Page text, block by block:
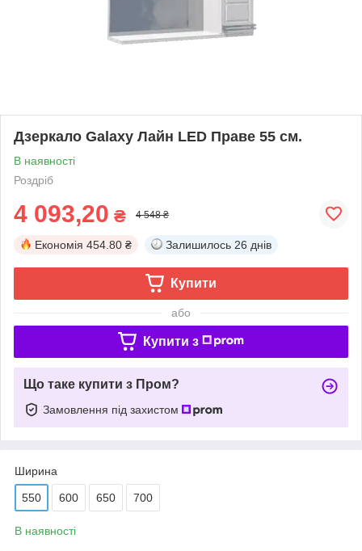
Дзеркало Galaxy Лайн LED Праве 55 см.
В наявності
Роздріб
4 093,20 ₴ 4 548 ₴
Економія 454.80 ₴ Залишилось 26 днів
Купити
або
Купити з
Що таке купити з Пром?
Замовлення під захистом
Ширина
550 600 650 700
В наявності